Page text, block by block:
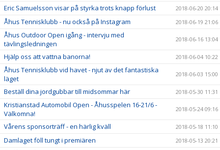
Eric Samuelsson visar på styrka trots knapp förlust 2018-06-20 20:14
Åhus Tennisklubb - nu också på Instagram 2018-06-19 21:06
Åhus Outdoor Open igång - intervju med
tävlingsledningen
2018-06-16 13:04
Hjälp oss att vattna banorna! 2018-06-04 10:22
Åhus Tennisklubb vid havet - njut av det fantastiska
läget
2018-06-03 15:00
Beställ dina jordgubbar till midsommar här 2018-05-30 11:31
Kristianstad Automobil Open - Åhusspelen 16-21/6 -
Välkomna!
2018-05-24 09:16
Vårens sponsorträff - en härlig kväll 2018-05-18 11:10
Damlaget föll tungt i premiären 2018-05-13 20:21